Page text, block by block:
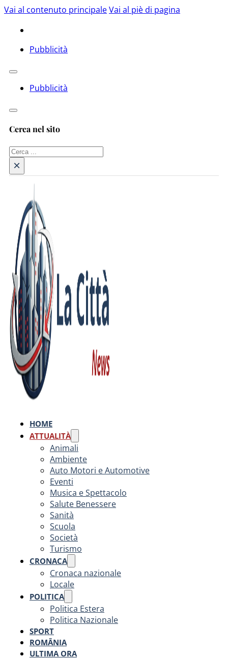
Vai al contenuto principaleVai al piè di pagina
Pubblicità
Pubblicità
Cerca nel sito
Cerca
×
HOME
ATTUALITÀ
Animali
Ambiente
Auto Motori e Automotive
Eventi
Musica e Spettacolo
Salute Benessere
Sanità
Scuola
Società
Turismo
CRONACA
Cronaca nazionale
Locale
POLITICA
Politica Estera
Politica Nazionale
SPORT
ROMÂNIA
ULTIMA ORA